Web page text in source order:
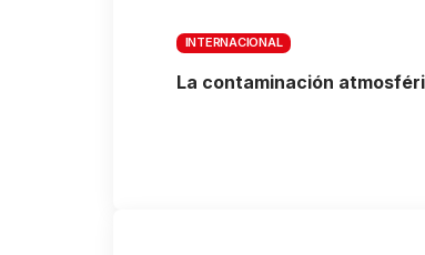
INTERNACIONAL
La contaminación